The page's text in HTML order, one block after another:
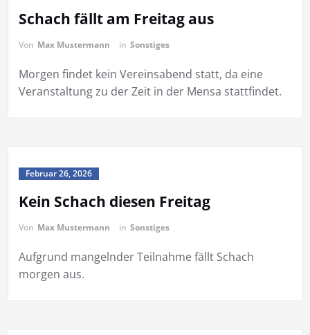
Schach fällt am Freitag aus
Von Max Mustermann in Sonstiges
Morgen findet kein Vereinsabend statt, da eine
Veranstaltung zu der Zeit in der Mensa stattfindet.
Februar 26, 2026
Kein Schach diesen Freitag
Von Max Mustermann in Sonstiges
Aufgrund mangelnder Teilnahme fällt Schach
morgen aus.